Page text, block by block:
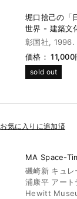
堀口捨己の「
世界 - 建築文
彰国社, 1996.
価格： 11,000
sold out
お気に入りに追加済
MA Space-
磯崎新 キュ
浦康平 アー
Hewitt